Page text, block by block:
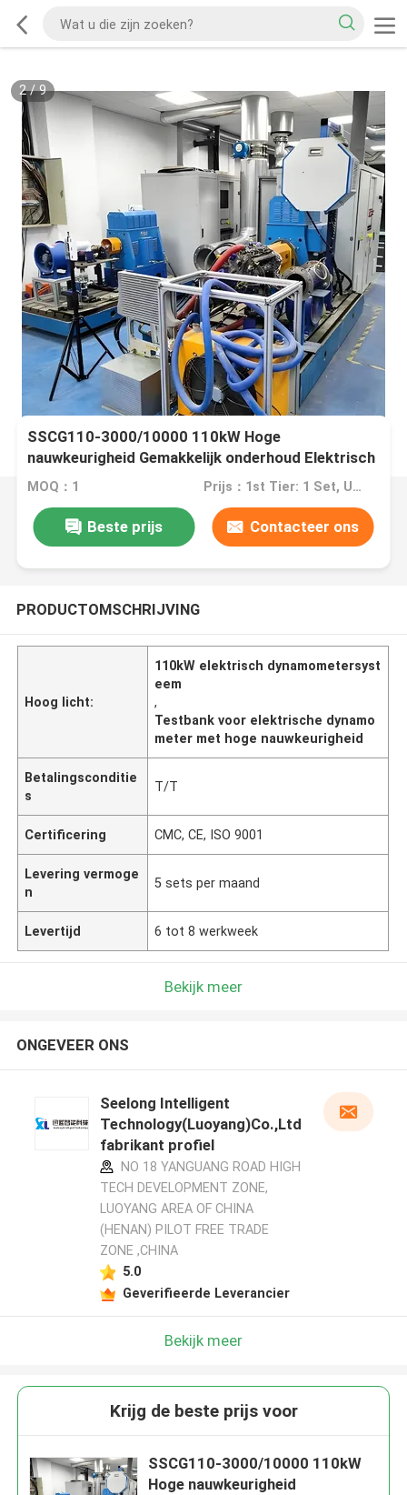
2/9
SSCG110-3000/10000 110kW Hoge
nauwkeurigheid Gemakkelijk onderhoud Elektrisch
dynamometer Testbank Systeem voor het testen
MOQ：1 Prijs：1st Tier: 1 Set, Unit Price USD 3.00 2nd Tier: 2-5 Sets, Unit Price USD 2.00 3rd Tier: Over 5 Sets, Unit Price USD 1.00
Beste prijs Contacteer ons
PRODUCTOMSCHRIJVING
Hoog licht:
110kW elektrisch dynamometersyst
eem
,
Testbank voor elektrische dynamo
meter met hoge nauwkeurigheid
Betalingsconditie
s
T/T
Certificering CMC, CE, ISO 9001
Levering vermoge
n
5 sets per maand
Levertijd 6 tot 8 werkweek
Bekijk meer
ONGEVEER ONS
Seelong Intelligent
Technology(Luoyang)Co.,Ltd
fabrikant profiel
NO 18 YANGUANG ROAD HIGH
TECH DEVELOPMENT ZONE,
LUOYANG AREA OF CHINA
(HENAN) PILOT FREE TRADE
ZONE ,CHINA
5.0
Geverifieerde Leverancier
Bekijk meer
Krijg de beste prijs voor
SSCG110-3000/10000 110kW
Hoge nauwkeurigheid